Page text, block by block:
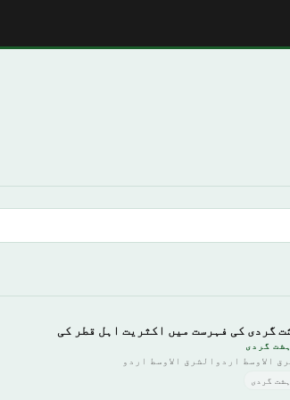
گردی کی فہرست میں اکثریت اہل قطر کی
گردی
الاوسط اردوالشرق الاوسط اردو
گردی